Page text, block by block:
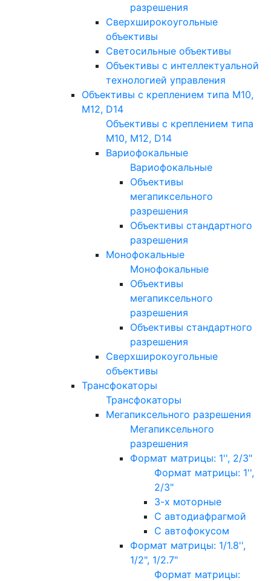
разрешения
Сверхширокоугольные
объективы
Светосильные объективы
Объективы с интеллектуальной
технологией управления
Объективы с креплением типа M10,
M12, D14
Объективы с креплением типа
M10, M12, D14
Вариофокальные
Вариофокальные
Объективы
мегапиксельного
разрешения
Объективы стандартного
разрешения
Монофокальные
Монофокальные
Объективы
мегапиксельного
разрешения
Объективы стандартного
разрешения
Сверхширокоугольные
объективы
Трансфокаторы
Трансфокаторы
Мегапиксельного разрешения
Мегапиксельного
разрешения
Формат матрицы: 1'', 2/3"
Формат матрицы: 1'',
2/3"
3-х моторные
С автодиафрагмой
С автофокусом
Формат матрицы: 1/1.8'',
1/2", 1/2.7"
Формат матрицы: